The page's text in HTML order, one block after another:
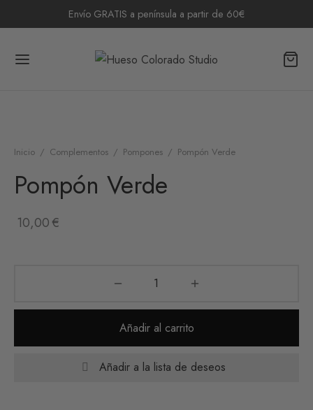
Envío GRATIS a península a partir de 60€
Inicio / Complementos / Pompones / Pompón Verde
Pompón Verde
10,00€
Añadir al carrito
Añadir a la lista de deseos